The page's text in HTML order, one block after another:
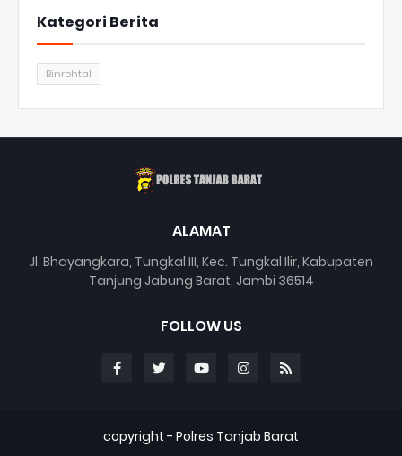
Kategori Berita
Binrohtal
ALAMAT
Jl. Bhayangkara, Tungkal III, Kec. Tungkal Ilir, Kabupaten
Tanjung Jabung Barat, Jambi 36514
FOLLOW US
copyright - Polres Tanjab Barat